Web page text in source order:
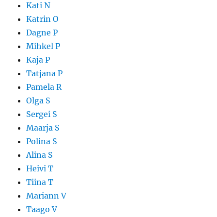
Kati N
Katrin O
Dagne P
Mihkel P
Kaja P
Tatjana P
Pamela R
Olga S
Sergei S
Maarja S
Polina S
Alina S
Heivi T
Tiina T
Mariann V
Taago V